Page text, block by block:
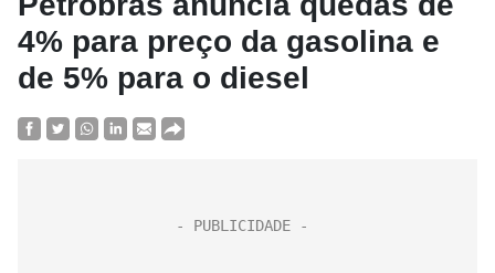
4% para preço da gasolina e
de 5% para o diesel